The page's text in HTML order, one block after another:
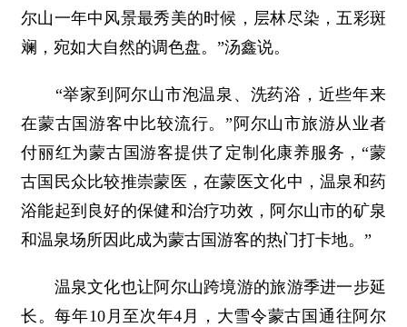
尔山一年中风景最秀美的时候，层林尽染，五彩斑
斓，宛如大自然的调色盘。”汤鑫说。
“举家到阿尔山市泡温泉、洗药浴，近些年来
在蒙古国游客中比较流行。”阿尔山市旅游从业者
付丽红为蒙古国游客提供了定制化康养服务，“蒙
古国民众比较推崇蒙医，在蒙医文化中，温泉和药
浴能起到良好的保健和治疗功效，阿尔山市的矿泉
和温泉场所因此成为蒙古国游客的热门打卡地。”
温泉文化也让阿尔山跨境游的旅游季进一步延
长。每年10月至次年4月，大雪令蒙古国通往阿尔